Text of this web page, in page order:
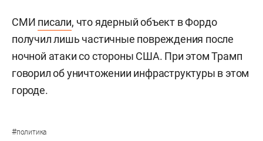
СМИ писали, что ядерный объект в Фордо
получил лишь частичные повреждения после
ночной атаки со стороны США. При этом Трамп
говорил об уничтожении инфраструктуры в этом
городе.
#политика